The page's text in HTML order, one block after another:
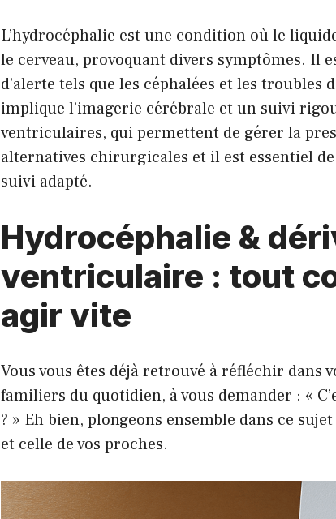
L’hydrocéphalie est une condition où le
le cerveau, provoquant divers symptômes. Il
d’alerte tels que les céphalées et les troubles
implique l’imagerie cérébrale et un suivi
ventriculaires, qui permettent de gérer la
alternatives chirurgicales et il est essentiel
suivi adapté.
Hydrocéphalie &
ventriculaire : tout
agir vite
Vous vous êtes déjà retrouvé à réfléchir dans
familiers du quotidien, à vous demander : «
? » Eh bien, plongeons ensemble dans ce
et celle de vos proches.